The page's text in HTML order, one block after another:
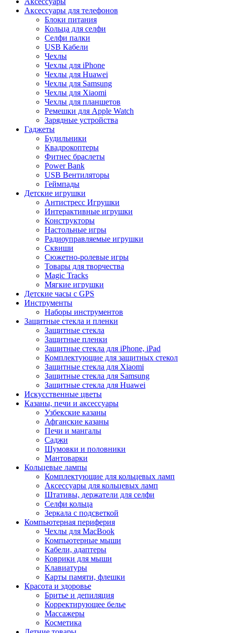
Аксессуары для телефонов
Блоки питания
Кольца для селфи
Селфи палки
USB Кабели
Чехлы
Чехлы для iPhone
Чехлы для Huawei
Чехлы для Samsung
Чехлы для Xiaomi
Чехлы для планшетов
Ремешки для Apple Watch
Зарядные устройства
Гаджеты
Будильники
Квадрокоптеры
Фитнес браслеты
Power Bank
USB Вентиляторы
Геймпады
Детские игрушки
Антистресс Игрушки
Интерактивные игрушки
Конструкторы
Настольные игры
Радиоуправляемые игрушки
Сквиши
Сюжетно-ролевые игры
Товары для творчества
Magic Tracks
Мягкие игрушки
Детские часы с GPS
Инструменты
Наборы инструментов
Защитные стекла и пленки
Защитные стекла
Защитные пленки
Защитные стекла для iPhone, iPad
Комплектующие для защитных стекол
Защитные стекла для Xiaomi
Защитные стекла для Samsung
Защитные стекла для Huawei
Искусственные цветы
Казаны, печи и аксессуары
Узбекские казаны
Афганские казаны
Печи и мангалы
Саджи
Шумовки и половники
Мантоварки
Кольцевые лампы
Комплектующие для кольцевых ламп
Аксессуары для кольцевых ламп
Штативы, держатели для селфи
Селфи кольца
Зеркала с подсветкой
Компьютерная периферия
Чехлы для MacBook
Компьютерные мыши
Кабели, адаптеры
Коврики для мыши
Клавиатуры
Карты памяти, флешки
Красота и здоровье
Бритье и депиляция
Корректирующее белье
Массажеры
Косметика